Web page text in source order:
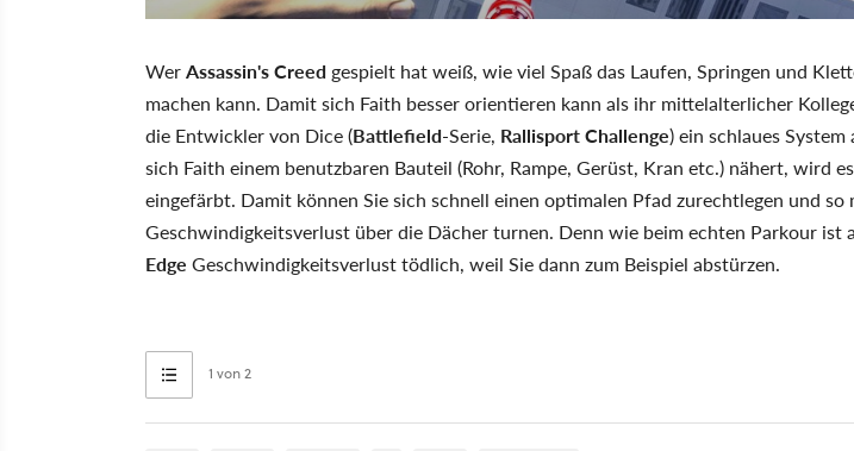
WerAssassin's Creed gespielt hat weiß, wie viel Spaß das Laufen, Springen und
machen kann. Damit sich Faith besser orientieren kann als ihr mittelalterlicher
die Entwickler von Dice (Battlefield-Serie, Rallisport Challenge) ein schlaues
sich Faith einem benutzbaren Bauteil (Rohr, Rampe, Gerüst, Kran etc.) nähert, wird
eingefärbt. Damit können Sie sich schnell einen optimalen Pfad zurechtlegen und so
Geschwindigkeitsverlust über die Dächer turnen. Denn wie beim echten Parkour ist
Edge Geschwindigkeitsverlust tödlich, weil Sie dann zum Beispiel abstürzen.
1 von 2